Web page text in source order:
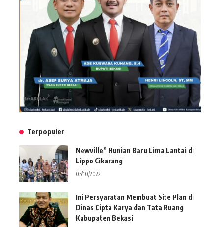
Terpopuler
Newville” Hunian Baru Lima Lantai di
Lippo Cikarang
05/10/2022
Ini Persyaratan Membuat Site Plan di
Dinas Cipta Karya dan Tata Ruang
Kabupaten Bekasi